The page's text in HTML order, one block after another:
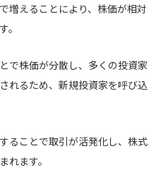
増えることにより、株価が相対
。
で株価が分散し、多くの投資家
れるため、新規投資家を呼び込
ることで取引が活発化し、株式
れます。